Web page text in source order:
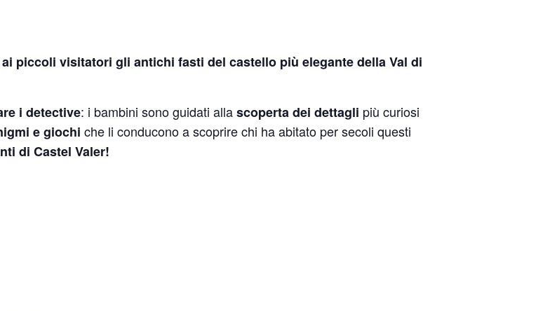
piccoli visitatori gli antichi fasti del castello più elegante della Val di
i detective: i bambini sono guidati allascoperta dei dettagli più curiosi
e giochi che li conducono a scoprire chi ha abitato per secoli questi
di Castel Valer!